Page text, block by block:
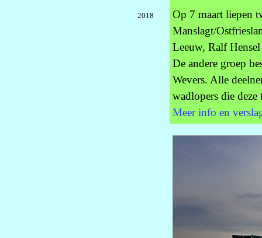
2018
Op 7 maart liepen
Manslagt/
Leeuw, Ralf
De andere groep
Wevers. Alle
wadlopers die deze
Meer info en